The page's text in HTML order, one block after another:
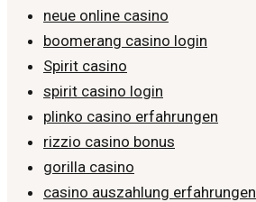
neue online casino
boomerang casino login
Spirit casino
spirit casino login
plinko casino erfahrungen
rizzio casino bonus
gorilla casino
casino auszahlung erfahrungen